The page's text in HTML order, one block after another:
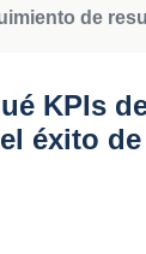
de
KPIs
éxito